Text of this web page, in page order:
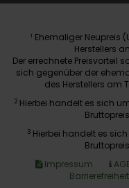
1 Ehemaliger Neupreis
Herstellers
Der errechnete Preisvorteil
sich gegenüber der
des Herstellers am
2 Hierbei handelt es sich
3 Hierbei handelt es
Impressum
Barrierefreiheit